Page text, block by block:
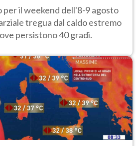
per il weekend dell'8-9 agosto
tregua dal caldo estremo
persistono 40 gradi.